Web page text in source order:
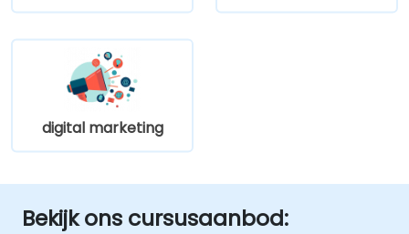
digital marketing
Bekijk ons cursusaanbod: